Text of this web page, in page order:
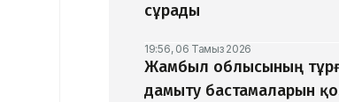
сұрады
19:56, 06 Тамыз 2026
Жамбыл облысының
дамыту бастамаларын